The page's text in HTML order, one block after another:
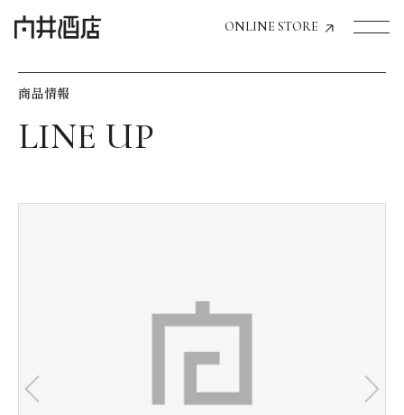
ONLINE STORE
飲食店経営のお客様
お気に入り機能の活用方法
商品情報